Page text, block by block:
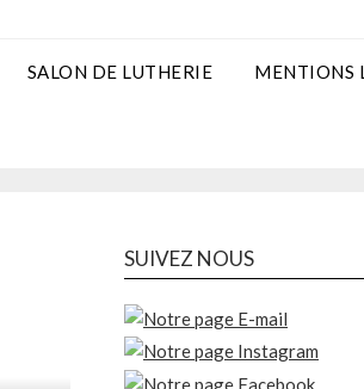
SALON DE LUTHERIE MENTIONS
SUIVEZ NOUS